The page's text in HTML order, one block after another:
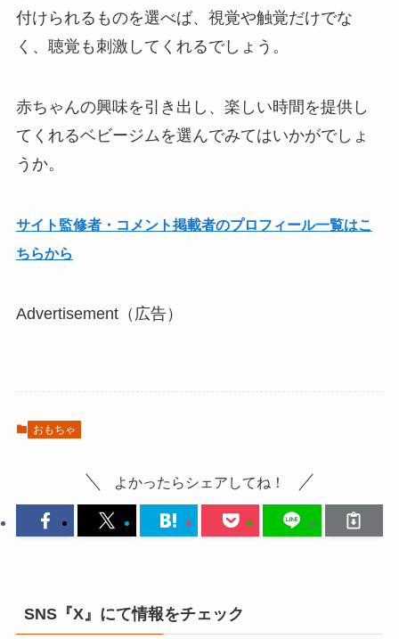
付けられるものを選べば、視覚や触覚だけでな
く、聴覚も刺激してくれるでしょう。
赤ちゃんの興味を引き出し、楽しい時間を提供し
てくれるベビージムを選んでみてはいかがでしょ
うか。
サイト監修者・コメント掲載者のプロフィール一覧はこ
ちらから
Advertisement（広告）
おもちゃ
よかったらシェアしてね！
SNS『X』にて情報をチェック